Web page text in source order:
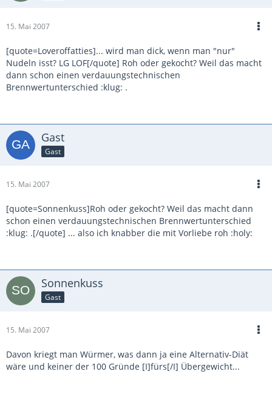
15. Mai 2007
[quote=Loveroffatties]... wird man dick, wenn man "nur"
Nudeln isst? LG LOF[/quote] Roh oder gekocht? Weil das macht
dann schon einen verdauungstechnischen
Brennwertunterschied :klug: .
Gast
Gast
15. Mai 2007
[quote=Sonnenkuss]Roh oder gekocht? Weil das macht dann
schon einen verdauungstechnischen Brennwertunterschied
:klug: .[/quote] ... also ich knabber die mit Vorliebe roh :holy:
Sonnenkuss
Gast
15. Mai 2007
Davon kriegt man Würmer, was dann ja eine Alternativ-Diät
wäre und keiner der 100 Gründe [I]fürs[/I] Übergewicht...